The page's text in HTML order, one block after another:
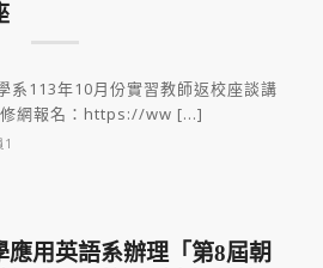
系113年10月份實習教師返校座談講
修網報名：https://ww […]
1
用英語系辦理「第8屆朝